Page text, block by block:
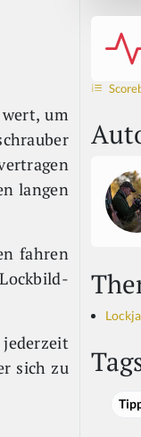
um
langen
fahren
sich zu